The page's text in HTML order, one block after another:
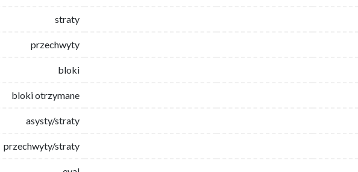
straty
przechwyty
bloki
bloki otrzymane
asysty/straty
przechwyty/straty